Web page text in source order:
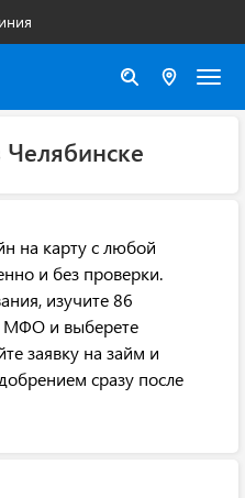
Челябинске
на карту с любой
и без проверки.
изучите 86
МФО и выберете
заявку на займ и
сразу после